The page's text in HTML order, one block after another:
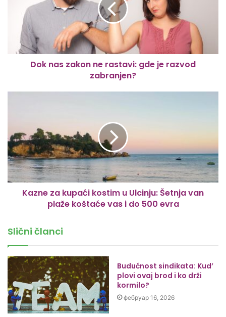
Dok nas zakon ne rastavi: gde je razvod
zabranjen?
Kazne za kupaći kostim u Ulcinju: Šetnja van
plaže koštaće vas i do 500 evra
Slični članci
Budućnost sindikata: Kud’
plovi ovaj brod i ko drži
kormilo?
фебруар 16, 2026